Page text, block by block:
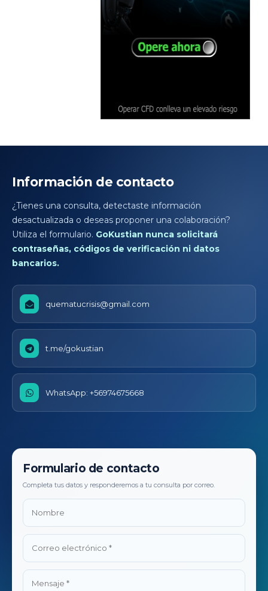
Información de contacto
¿Tienes una consulta, detectaste información
desactualizada o deseas proponer una colaboración?
Utiliza el formulario. GoKustian nunca solicitará
contraseñas, códigos de verificación ni datos
bancarios.
quematucrisis@gmail.com
t.me/gokustian
WhatsApp: +56974675668
Formulario de contacto